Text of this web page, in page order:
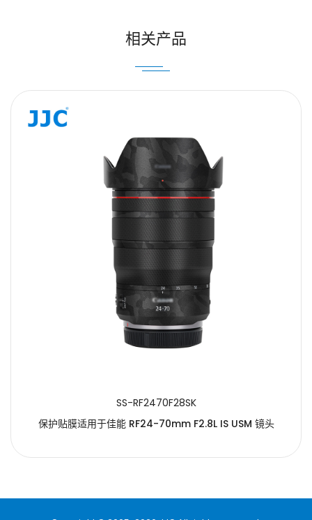
相关产品
SS-RF2470F28SK
保护贴膜适用于佳能 RF24-70mm F2.8L IS USM 镜头